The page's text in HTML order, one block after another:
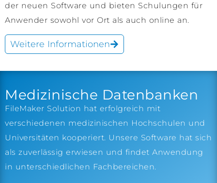
der neuen Software und bieten Schulungen für
Anwender sowohl vor Ort als auch online an.
Weitere Informationen
Medizinische Datenbanken
FileMaker Solution hat erfolgreich mit
verschiedenen medizinischen Hochschulen und
Universitäten kooperiert. Unsere Software hat sich
als zuverlässig erwiesen und findet Anwendung
in unterschiedlichen Fachbereichen.